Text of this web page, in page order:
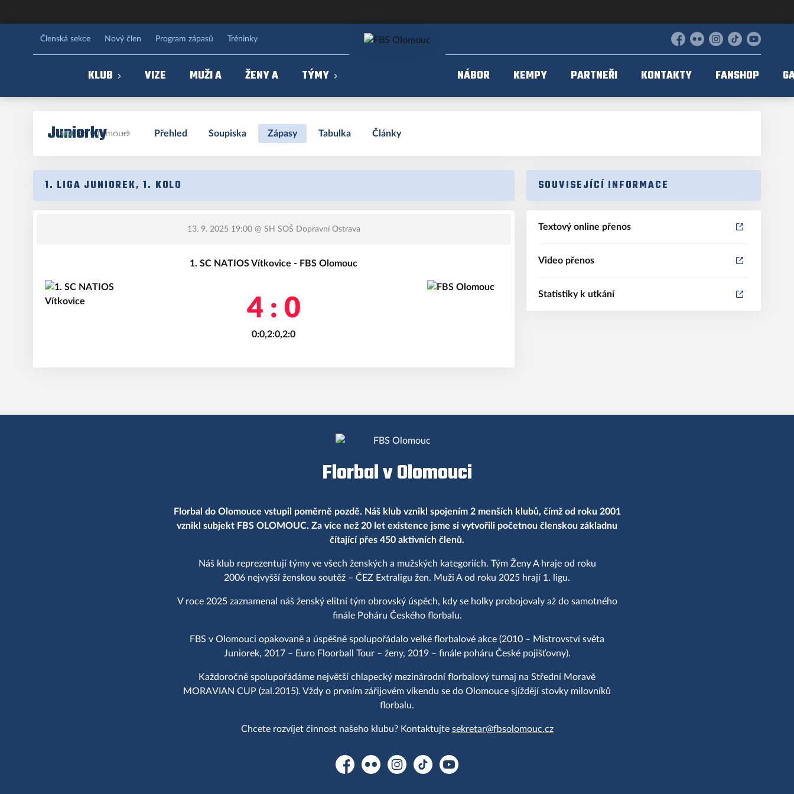
Členská sekce Nový člen Program zápasů Tréninky
Facebook
Flickr Instagram
TikTokYouTube
KLUB VIZE MUŽI A ŽENY A TÝMY NÁBOR KEMPY PARTNEŘI KONTAKTY FANSHOP
Juniorky Přehled Soupiska Zápasy Tabulka Články
1. LIGA JUNIOREK, 1. KOLO
13. 9. 2025 19:00@ SH SOŠ Dopravní Ostrava
1. SC NATIOS Vítkovice - FBS Olomouc
4 : 0
0:0,2:0,2:0
SOUVISEJÍCÍ INFORMACE
Textový online přenos
Video přenos
Statistiky k utkání
Florbal v Olomouci
Florbal do Olomouce vstupil poměrně pozdě. Náš klub vznikl spojením 2 menších klubů, čímž od roku 2001
vznikl subjekt FBS OLOMOUC. Za více než 20 let existence jsme si vytvořili početnou členskou základnu
čítající přes 450 aktivních členů.
Náš klub reprezentují týmy ve všech ženských a mužských kategoriích. Tým Ženy A hraje od roku
2006 nejvyšší ženskou soutěž – ČEZ Extraligu žen. Muži A od roku 2025 hrají 1. ligu.
V roce 2025 zaznamenal náš ženský elitní tým obrovský úspěch, kdy se holky probojovaly až do samotného
finále Poháru Českého florbalu.
FBS v Olomouci opakovaně a úspěšně spolupořádalo velké florbalové akce (2010 – Mistrovství světa
Juniorek, 2017 – Euro Floorball Tour – ženy, 2019 – finále poháru České pojišťovny).
Každoročně spolupořádáme největší chlapecký mezinárodní florbalový turnaj na Střední Moravě
MORAVIAN CUP (zal.2015). Vždy o prvním zářijovém víkendu se do Olomouce sjíždějí stovky milovníků
florbalu.
Chcete rozvíjet činnost našeho klubu? Kontaktujte sekretar@fbsolomouc.cz
FacebookFlickr Instagram
TikTok YouTube